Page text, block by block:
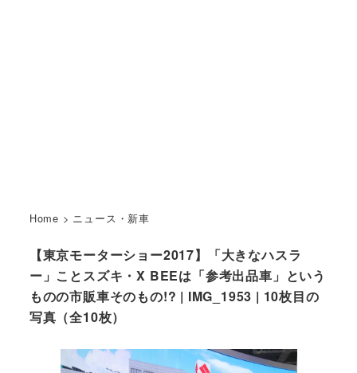
Home > ニュース・新車
【東京モーターショー2017】「大きなハスラ
ー」ことスズキ・X BEEは「参考出品車」という
ものの市販車そのもの!? | IMG_1953 | 10枚目の
写真（全10枚）